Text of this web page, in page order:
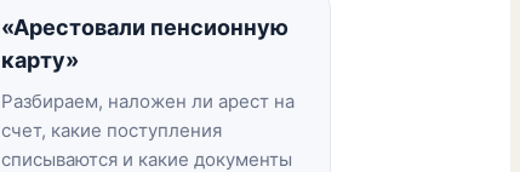
«Арестовали пенсионную
карту»
Разбираем, наложен ли арест на
счет, какие поступления
списываются и какие документы